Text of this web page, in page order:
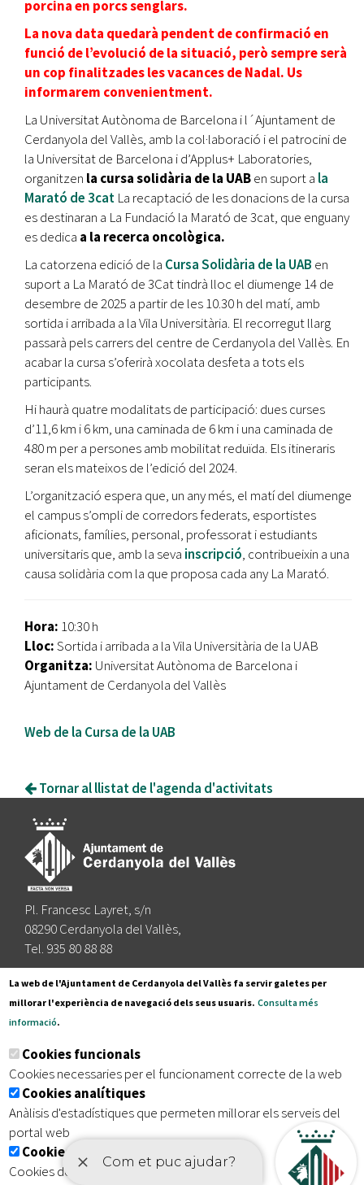
porcina en porcs senglars.
La nova data quedarà pendent de confirmació en
funció de l’evolució de la situació, però sempre serà
un cop finalitzades les vacances de Nadal. Us
informarem convenientment.
La Universitat Autònoma de Barcelona i l´Ajuntament de
Cerdanyola del Vallès, amb la col·laboració i el patrocini de
la Universitat de Barcelona i d’Applus+ Laboratories,
organitzen la cursa solidària de la UABen suport a la
Marató de 3cat La recaptació de les donacions de la cursa
es destinaran a La Fundació la Marató de 3cat, que enguany
es dedica a la recerca oncològica.
La catorzena edició de la Cursa Solidària de la UAB en
suport a La Marató de 3Cat tindrà lloc el diumenge 14 de
desembre de 2025 a partir de les 10.30 h del matí, amb
sortida i arribada a la Vila Universitària. El recorregut llarg
passarà pels carrers del centre de Cerdanyola del Vallès. En
acabar la cursa s’oferirà xocolata desfeta a tots els
participants.
Hi haurà quatre modalitats de participació: dues curses
d’11,6 km i 6 km, una caminada de 6 km i una caminada de
480 m per a persones amb mobilitat reduïda. Els itineraris
seran els mateixos de l’edició del 2024.
L’organització espera que, un any més, el matí del diumenge
el campus s’ompli de corredors federats, esportistes
aficionats, famílies, personal, professorat i estudiants
universitaris que, amb la seva inscripció, contribueixin a una
causa solidària com la que proposa cada any La Marató.
Hora: 10:30 h
Lloc:Sortida i arribada a la Vila Universitària de la UAB
Organitza: Universitat Autònoma de Barcelona i
Ajuntament de Cerdanyola del Vallès
Web de la Cursa de la UAB
Tornar al llistat de l'agenda d'activitats
Pl. Francesc Layret, s/n
08290 Cerdanyola del Vallès,
Tel. 935 80 88 88
Segueix-nos a:
Subscriu-te al nostre butlletí
Inici | Avís legal | Protecció de dades
| Accessibilitat
La web de l'Ajuntament de Cerdanyola del Vallès fa servir galetes per
millorar l'experiència de navegació dels seus usuaris. Consulta més
informació.
Cookies funcionals
Cookies necessaries per el funcionament correcte de la web
Cookies analítiques
Anàlisis d'estadístiques que permeten millorar els serveis del
portal web
Cookies publicitàries
Cookies de tercers amb finalitat publicitària